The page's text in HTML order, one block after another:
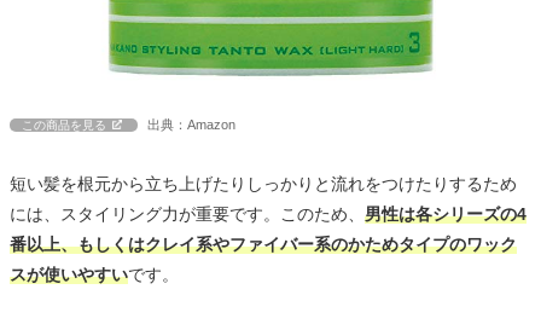
この商品を見る 出典：Amazon
短い髪を根元から立ち上げたりしっかりと流れをつけたりするため
には、スタイリング力が重要です。このため、 男性は各シリーズの4
番以上、もしくはクレイ系やファイバー系のかためタイプのワック
スが使いやすいです。